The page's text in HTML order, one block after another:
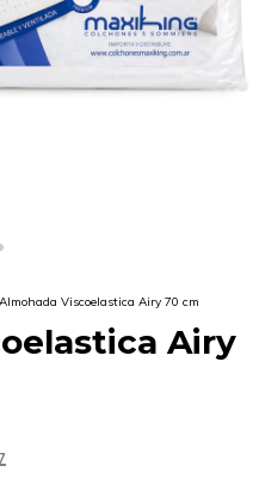
Almohada Viscoelastica Airy 70 cm
Airy